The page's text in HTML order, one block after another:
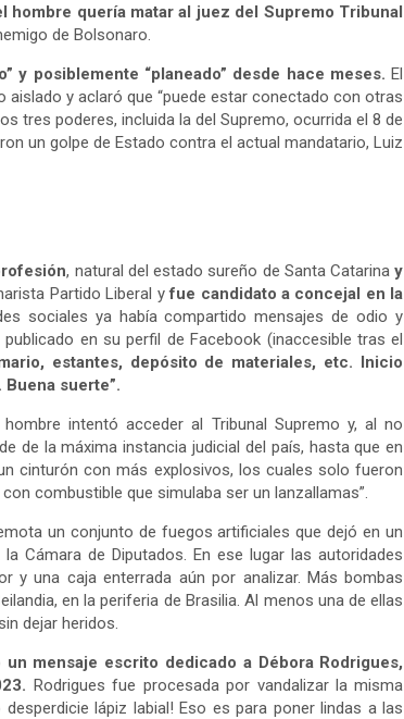
hombre quería matar al juez del Supremo Tribunal
de Bolsonaro.
y posiblemente “planeado” desde hace meses.El
y aclaró que “puede estar conectado con otras
tres poderes, incluida la del Supremo, ocurrida el 8 de
un golpe de Estado contra el actual mandatario, Luiz
, natural del estado sureño de Santa Catarina y
Partido Liberal yfue candidato a concejal en la
sociales ya había compartido mensajes de odio y
en su perfil de Facebook (inaccesible tras el
estantes, depósito de materiales, etc. Inicio
suerte”.
intentó acceder al Tribunal Supremo y, al no
de la máxima instancia judicial del país, hasta que en
cinturón con más explosivos, los cuales solo fueron
combustible que simulaba ser un lanzallamas”.
un conjunto de fuegos artificiales que dejó en un
Cámara de Diputados. En ese lugar las autoridades
y una caja enterrada aún por analizar. Más bombas
en la periferia de Brasilia. Al menos una de ellas
dejar heridos.
mensaje escrito dedicado a Débora Rodrigues,
Rodrigues fue procesada por vandalizar la misma
lápiz labial! Eso es para poner lindas a las